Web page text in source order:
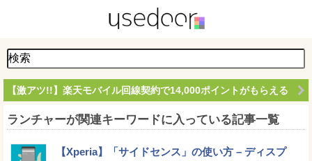
【激アツ!!】楽天モバイル回線契約で14,000ポイントがもらえる
ランチャーが関連キーワードに入っている記事一覧
【Xperia】「サイドセンス」の使い方 – ディスプ